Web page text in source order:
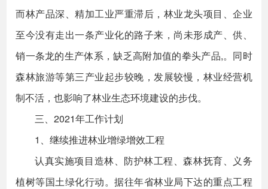
而林产品深、精加工业严重滞后，林业龙头项目、企业
至今没有走出一条产业化的路子来，尚未形成产、供、
销一条龙的生产体系，缺乏高附加值的拳头产品,。同时
森林旅游等第三产业起步较晚，发展较慢，林业经营机
制不活，也影响了林业生态环境建设的步伐。
三、2021年工作计划
1、继续推进林业增绿增效工程
认真实施项目造林、防护林工程、森林抚育、义务
植树等国土绿化行动。据往年省林业局下达的重点工程